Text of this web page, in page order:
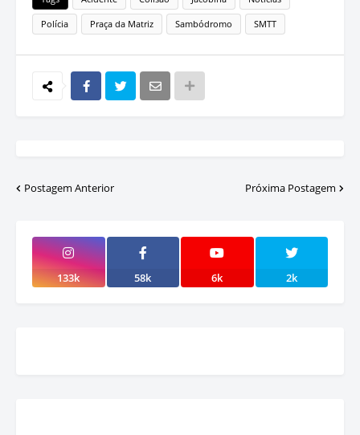
Polícia Praça da Matriz Sambódromo SMTT
Postagem Anterior Próxima Postagem
133k 58k 6k 2k